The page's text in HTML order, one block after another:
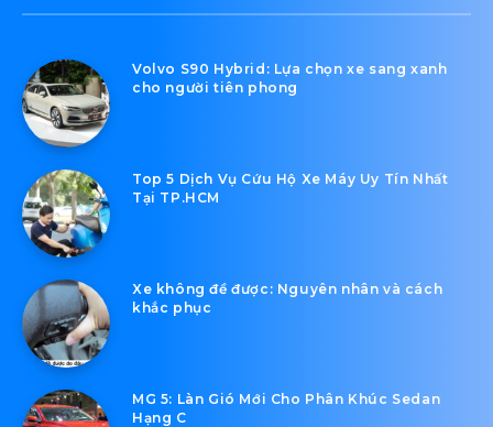
Volvo S90 Hybrid: Lựa chọn xe sang xanh
cho người tiên phong
Top 5 Dịch Vụ Cứu Hộ Xe Máy Uy Tín Nhất
Tại TP.HCM
Xe không đề được: Nguyên nhân và cách
khắc phục
MG 5: Làn Gió Mới Cho Phân Khúc Sedan
Hạng C